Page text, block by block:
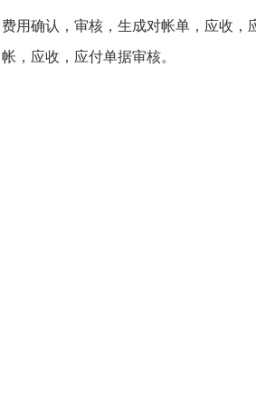
费用确认，审核，生成对帐单，应收，
帐，应收，应付单据审核。